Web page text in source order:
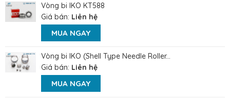
Vòng bi IKO KT588
Giá bán: Liên hệ
MUA NGAY
Vòng bi IKO (Shell Type Needle Roller...
Giá bán: Liên hệ
MUA NGAY